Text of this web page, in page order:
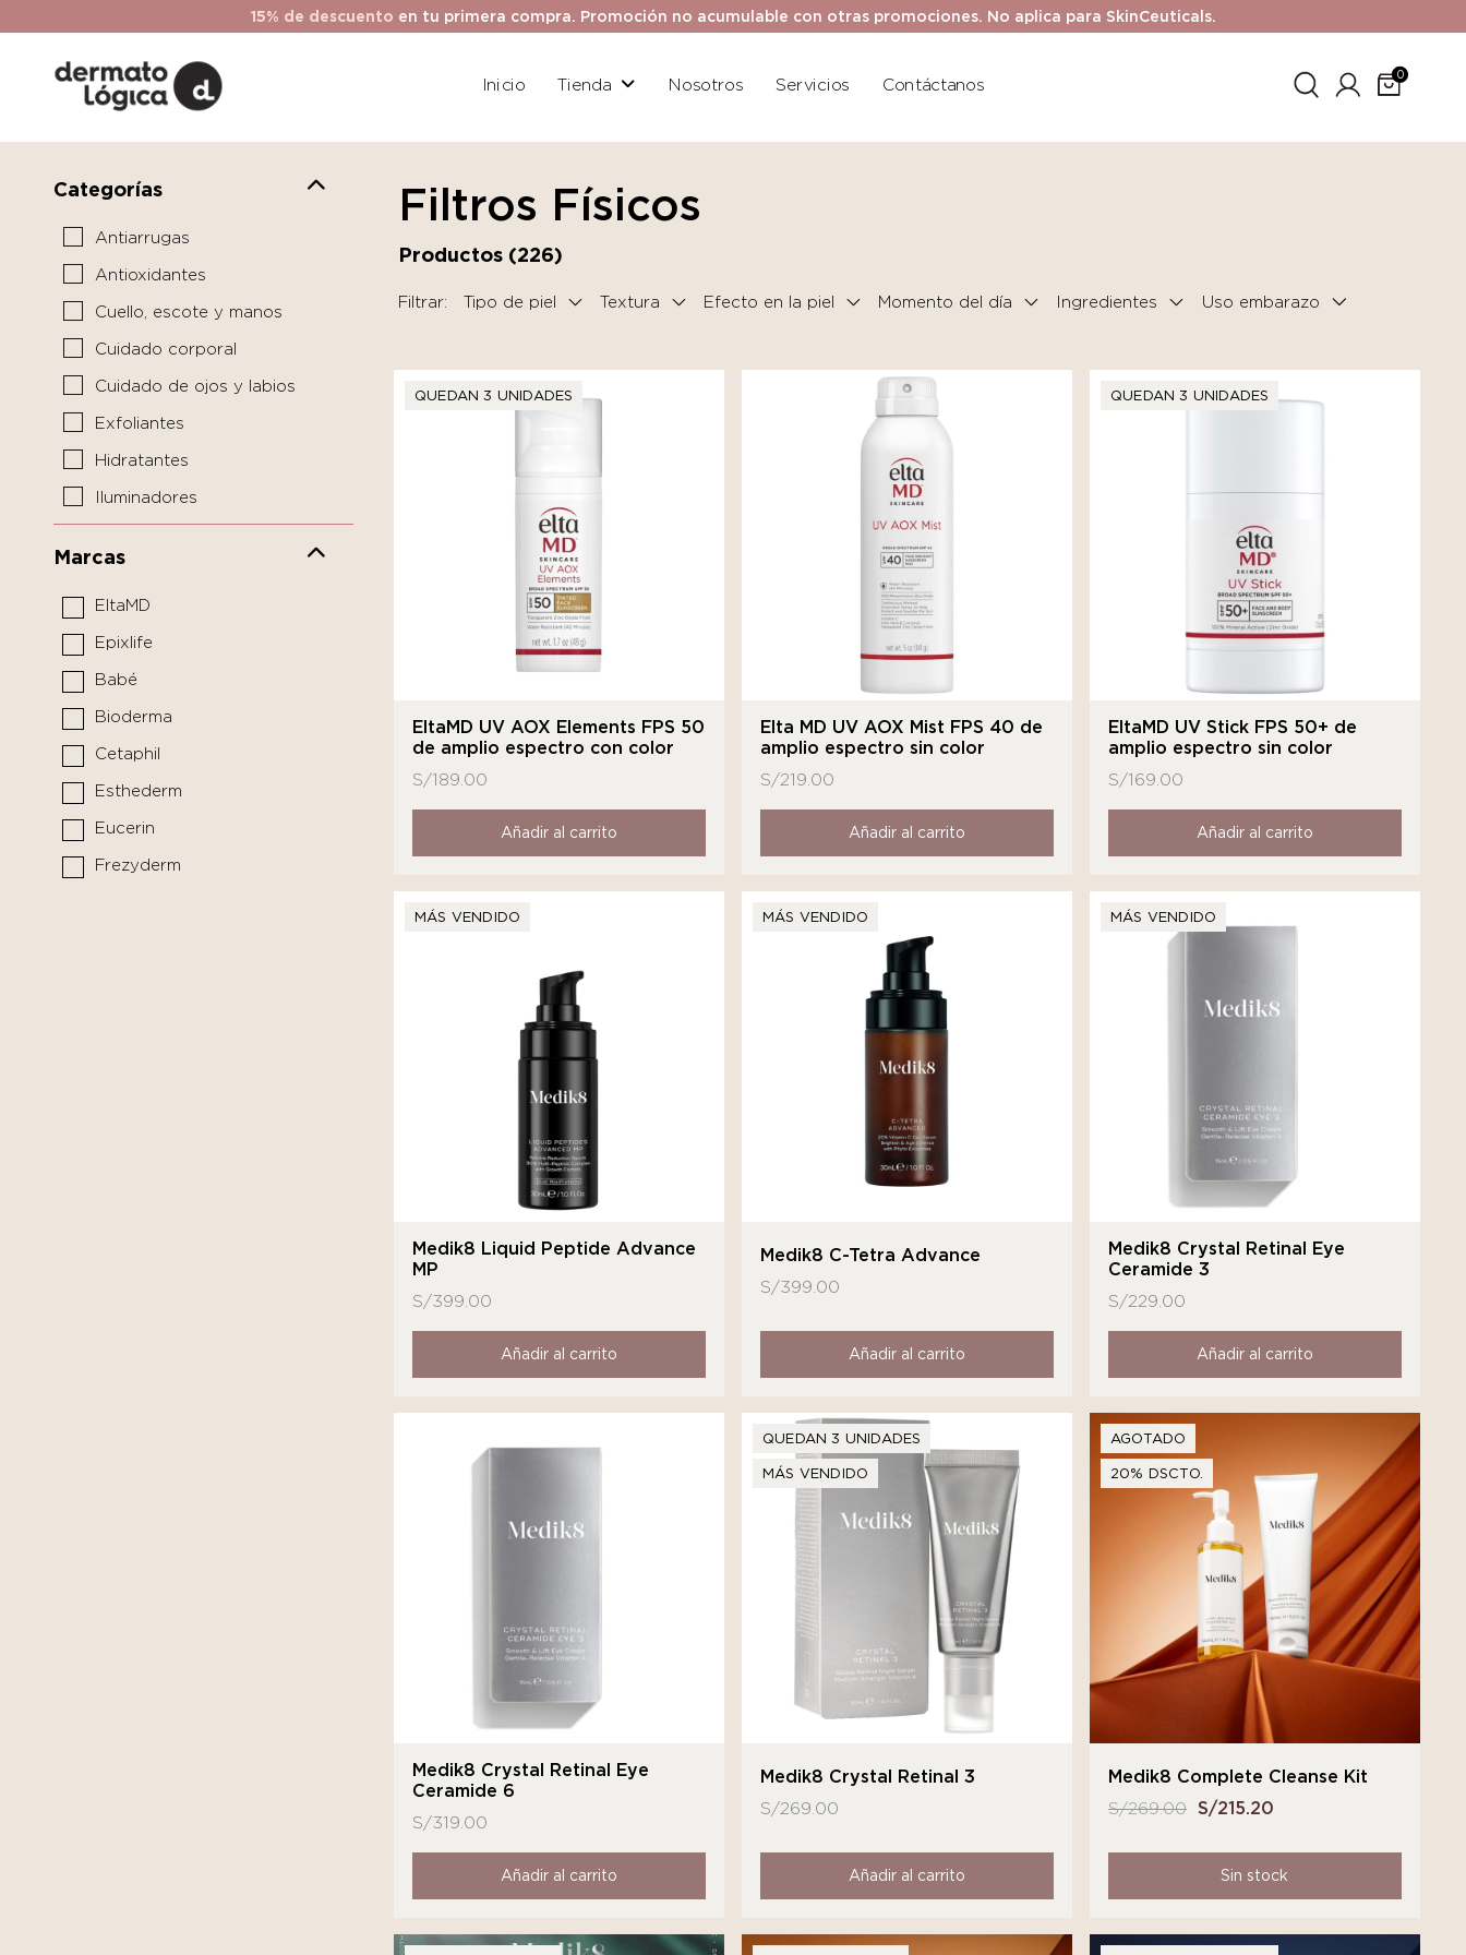
15% de descuento en tu primera compra. Promoción no acumulable con otras promociones. No aplica para SkinCeuticals.
Inicio Tienda Nosotros Servicios Contáctanos
0
Categorías
Antiarrugas
Antioxidantes
Cuello, escote y manos
Cuidado corporal
Cuidado de ojos y labios
Exfoliantes
Hidratantes
Iluminadores
Pediátrico
Protectores solares
Sérums y boosters
Cuidado del Cabello
Limpiador
Medicina funcional
Marcas
EltaMD
Epixlife
Babé
Bioderma
Cetaphil
Esthederm
Eucerin
Frezyderm
Filtros Físicos
Productos (226)
Filtrar: Tipo de piel Textura Efecto en la piel Momento del día Ingredientes
QUEDAN 3 UNIDADES
EltaMD UV AOX Elements FPS 50
de amplio espectro con color
S/189.00
Añadir al carrito
Elta MD UV AOX Mist FPS 40 de
amplio espectro sin color
S/219.00
Añadir al carrito
QUEDAN 3 UNIDADES
EltaMD UV Stick FPS 50+ de
amplio espectro sin color
S/169.00
Añadir al carrito
MÁS VENDIDO
Medik8 Liquid Peptide Advance
MP
S/399.00
Añadir al carrito
MÁS VENDIDO
Medik8 C-Tetra Advance
S/399.00
Añadir al carrito
MÁS VENDIDO
Medik8 Crystal Retinal Eye
Ceramide 3
S/229.00
Añadir al carrito
Medik8 Crystal Retinal Eye
Ceramide 6
S/319.00
Añadir al carrito
QUEDAN 3 UNIDADES
MÁS VENDIDO
Medik8 Crystal Retinal 3
S/269.00
Añadir al carrito
AGOTADO
20% DSCTO.
Medik8 Complete Cleanse Kit
S/269.00 El
era:
S/215.20
es:
Sin stock